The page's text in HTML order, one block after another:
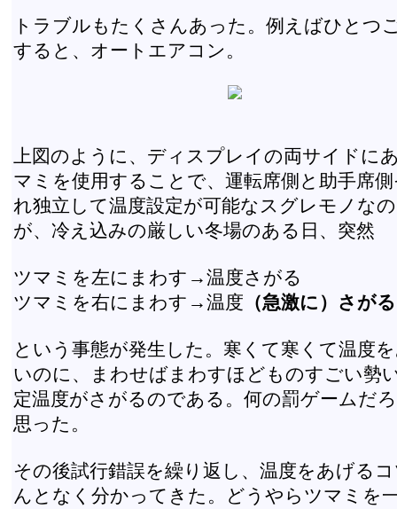
トラブルもたくさんあった。例えばひとつ
すると、オートエアコン。
上図のように、ディスプレイの両サイドに
マミを使用することで、運転席側と助手席
れ独立して温度設定が可能なスグレモノな
が、冷え込みの厳しい冬場のある日、突然
ツマミを左にまわす→温度さがる
ツマミを右にまわす→温度 （急激に）さがる
という事態が発生した。寒くて寒くて温度
いのに、まわせばまわすほどものすごい勢
定温度がさがるのである。何の罰ゲームだ
思った。
その後試行錯誤を繰り返し、温度をあげる
んとなく分かってきた。どうやらツマミを